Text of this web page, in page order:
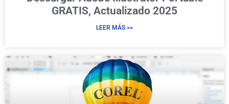
GRATIS, Actualizado 2025
LEER MÁS >>